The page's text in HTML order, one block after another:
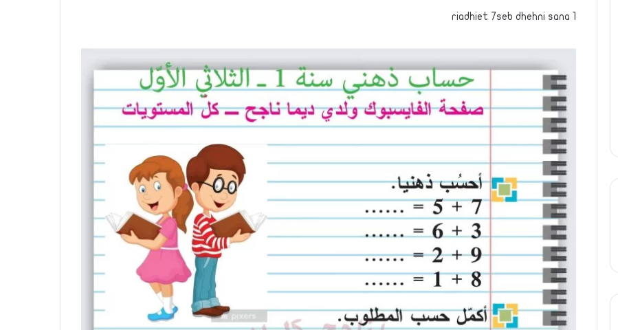
riadhiet 7seb dhehni sana 1